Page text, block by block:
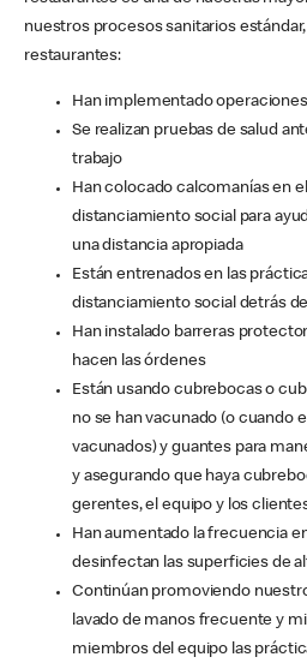
nuestros procesos sanitarios
restaurantes:
Han implementado
Se realizan pruebas de salud
trabajo
Han colocado calcomanías en
distanciamiento social para
una distancia apropiada
Están entrenados en las
distanciamiento social detrás
Han instalado barreras
hacen las órdenes
Están usando cubrebocas o
no se han vacunado (o cuando
vacunados) y guantes para
y asegurando que haya
gerentes, el equipo y los
Han aumentado la frecuencia
desinfectan las superficies de
Continúan promoviendo
lavado de manos frecuente y
miembros del equipo las